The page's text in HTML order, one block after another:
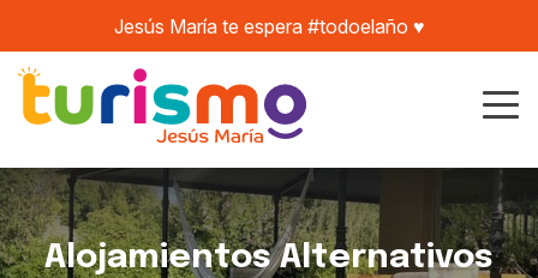
Jesús María te espera #todoelaño ♥️
Alojamientos Alternativos